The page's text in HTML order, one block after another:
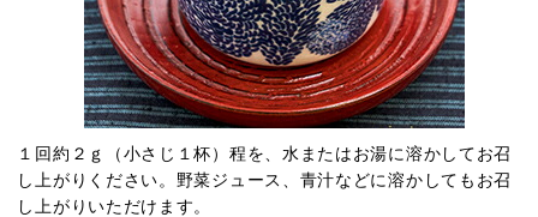
１回約２ｇ（小さじ１杯）程を、水またはお湯に溶かしてお召
し上がりください。野菜ジュース、青汁などに溶かしてもお召
し上がりいただけます。